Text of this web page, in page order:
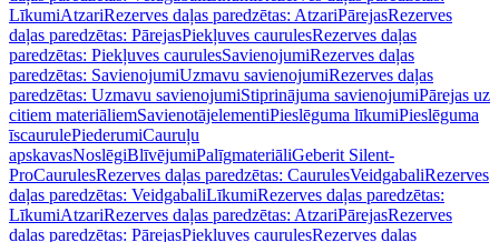
LīkumiAtzariRezerves daļas paredzētas: AtzariPārejasRezerves
daļas paredzētas: PārejasPiekļuves caurulesRezerves daļas
paredzētas: Piekļuves caurulesSavienojumiRezerves daļas
paredzētas: SavienojumiUzmavu savienojumiRezerves daļas
paredzētas: Uzmavu savienojumiStiprinājuma savienojumiPārejas uz
citiem materiāliemSavienotājelementiPieslēguma līkumiPieslēguma
īscaurulePiederumiCauruļu
apskavasNoslēgiBlīvējumiPalīgmateriāliGeberit Silent-
ProCaurulesRezerves daļas paredzētas: CaurulesVeidgabaliRezerves
daļas paredzētas: VeidgabaliLīkumiRezerves daļas paredzētas:
LīkumiAtzariRezerves daļas paredzētas: AtzariPārejasRezerves
daļas paredzētas: PārejasPiekļuves caurulesRezerves daļas